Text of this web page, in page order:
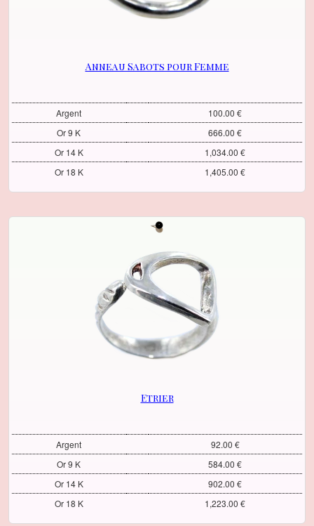
Anneau Sabots pour Femme
Argent
100.00 €
Or 9 K
666.00 €
Or 14 K
1,034.00 €
Or 18 K
1,405.00 €
Etrier
Argent
92.00 €
Or 9 K
584.00 €
Or 14 K
902.00 €
Or 18 K
1,223.00 €